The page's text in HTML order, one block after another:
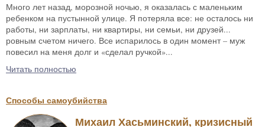
Много лет назад, морозной ночью, я оказалась с маленьким
ребенком на пустынной улице. Я потеряла все: не осталось ни
работы, ни зарплаты, ни квартиры, ни семьи, ни друзей...
ровным счетом ничего. Все испарилось в один момент – муж
повесил на меня долг и «сделал ручкой»...
Читать полностью
Способы самоубийства
Михаил Хасьминский, кризисный